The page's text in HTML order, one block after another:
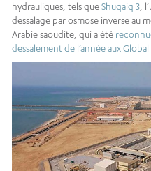
hydrauliques, tels queShuqaiq 3 ,
dessalage par osmose inverse au
Arabie saoudite, qui a été
dessalement de l’année aux